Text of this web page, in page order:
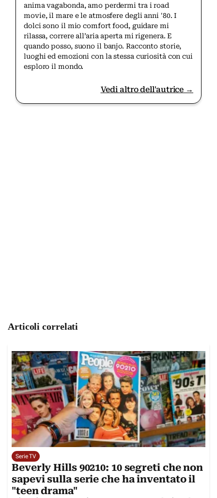
anima vagabonda, amo perdermi tra i road
movie, il mare e le atmosfere degli anni '80. I
dolci sono il mio comfort food, guidare mi
rilassa, correre all’aria aperta mi rigenera. E
quando posso, suono il banjo. Racconto storie,
luoghi ed emozioni con la stessa curiosità con cui
esploro il mondo.
Vedi altro dell'autrice →
Articoli correlati
Serie TV
Beverly Hills 90210: 10 segreti che non
sapevi sulla serie che ha inventato il
"teen drama"